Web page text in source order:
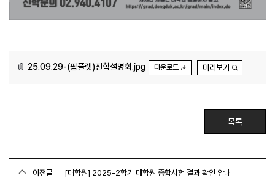
25.09.29-(팜플렛)진학설명회.jpg 다운로드 미리보기
목록
이전글 [대학원] 2025-2학기 대학원 종합시험 결과 확인 안내